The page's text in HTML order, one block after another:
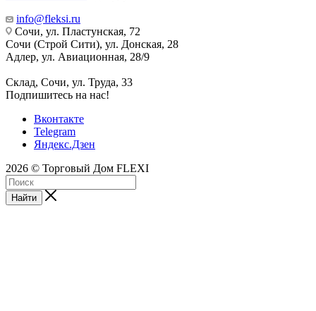
info@fleksi.ru
Сочи, ул. Пластунская, 72
Сочи (Строй Сити), ул. Донская, 28
Адлер, ул. Авиационная, 28/9
Склад, Сочи, ул. Труда, 33
Подпишитесь на нас!
Вконтакте
Telegram
Яндекс.Дзен
2026 © Торговый Дом FLEXI
Найти